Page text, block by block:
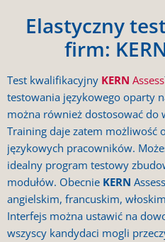
Elastyczny
firm:
Test kwalifikacyjny KERN Assess
testowania językowego oparty
można również dostosować do
Training daje zatem możliwość
językowych pracowników.
idealny program testowy
modułów. Obecnie KERN
angielskim, francuskim,
Interfejs można ustawić na
wszyscy kandydaci mogli